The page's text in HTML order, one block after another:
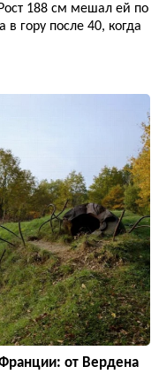
188 см мешал ей по
в гору после 40, когда
от Вердена